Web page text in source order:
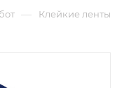
— Клейкие ленты